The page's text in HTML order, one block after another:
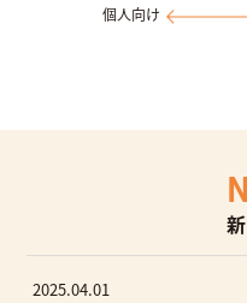
個人向け
2025.04.01